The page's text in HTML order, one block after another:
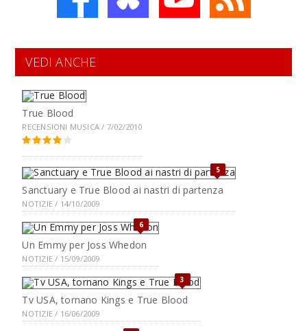
VEDI ANCHE
True Blood
RECENSIONI MUSICA / 7/02/2010
5
Sanctuary e True Blood ai nastri di partenza
NOTIZIE / 14/10/2009
6
Un Emmy per Joss Whedon
NOTIZIE / 15/09/2009
3
Tv USA, tornano Kings e True Blood
NOTIZIE / 16/06/2009